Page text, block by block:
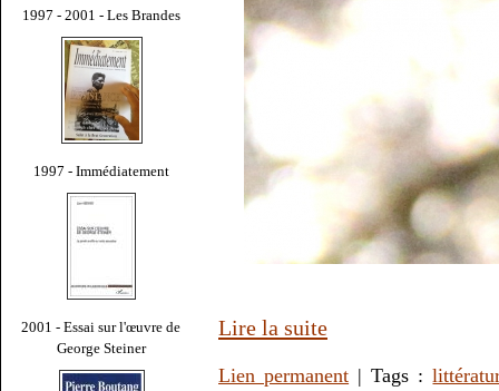
1997 - 2001 - Les Brandes
1997 - Immédiatement
2001 - Essai sur l'œuvre de
George Steiner
Lire la suite
Lien permanent | Tags :